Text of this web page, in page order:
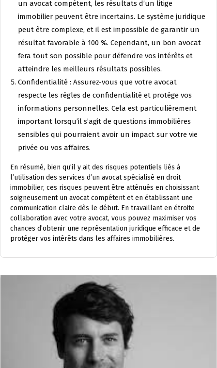
un avocat compétent, les résultats d’un litige
immobilier peuvent être incertains. Le système juridique
peut être complexe, et il est impossible de garantir un
résultat favorable à 100 %. Cependant, un bon avocat
fera tout son possible pour défendre vos intérêts et
atteindre les meilleurs résultats possibles.
Confidentialité : Assurez-vous que votre avocat
respecte les règles de confidentialité et protège vos
informations personnelles. Cela est particulièrement
important lorsqu’il s’agit de questions immobilières
sensibles qui pourraient avoir un impact sur votre vie
privée ou vos affaires.
En résumé, bien qu’il y ait des risques potentiels liés à
l’utilisation des services d’un avocat spécialisé en droit
immobilier, ces risques peuvent être atténués en choisissant
soigneusement un avocat compétent et en établissant une
communication claire dès le début. En travaillant en étroite
collaboration avec votre avocat, vous pouvez maximiser vos
chances d’obtenir une représentation juridique efficace et de
protéger vos intérêts dans les affaires immobilières.